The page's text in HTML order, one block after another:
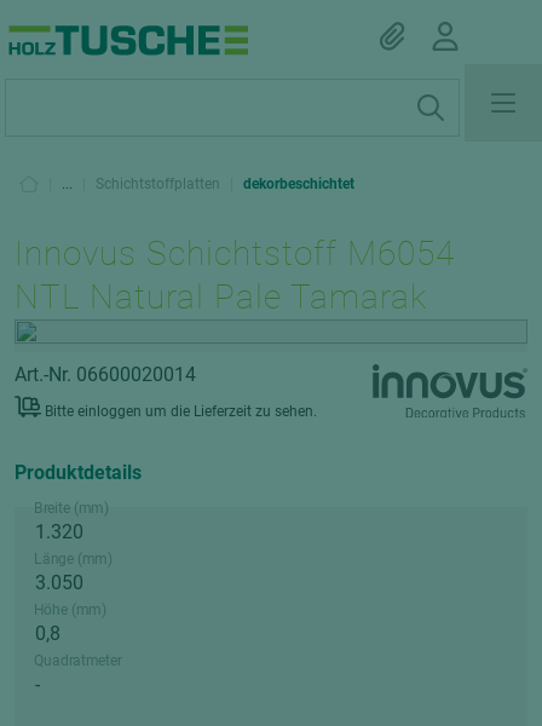
... Schichtstoffplatten dekorbeschichtet
Innovus Schichtstoff M6054
NTL Natural Pale Tamarak
Art.-Nr. 06600020014
Bitte einloggen um die Lieferzeit zu sehen.
Produktdetails
Breite (mm)
Länge (mm)
Höhe (mm)
Quadratmeter